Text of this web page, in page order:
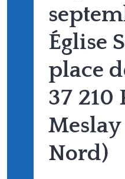
Église
place
37 210
Meslay
Nord)